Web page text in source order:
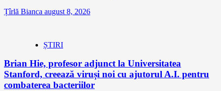
Țîrlă Bianca august 8, 2026
ȘTIRI
Brian Hie, profesor adjunct la Universitatea
Stanford, creează viruși noi cu ajutorul A.I. pentru
combaterea bacteriilor